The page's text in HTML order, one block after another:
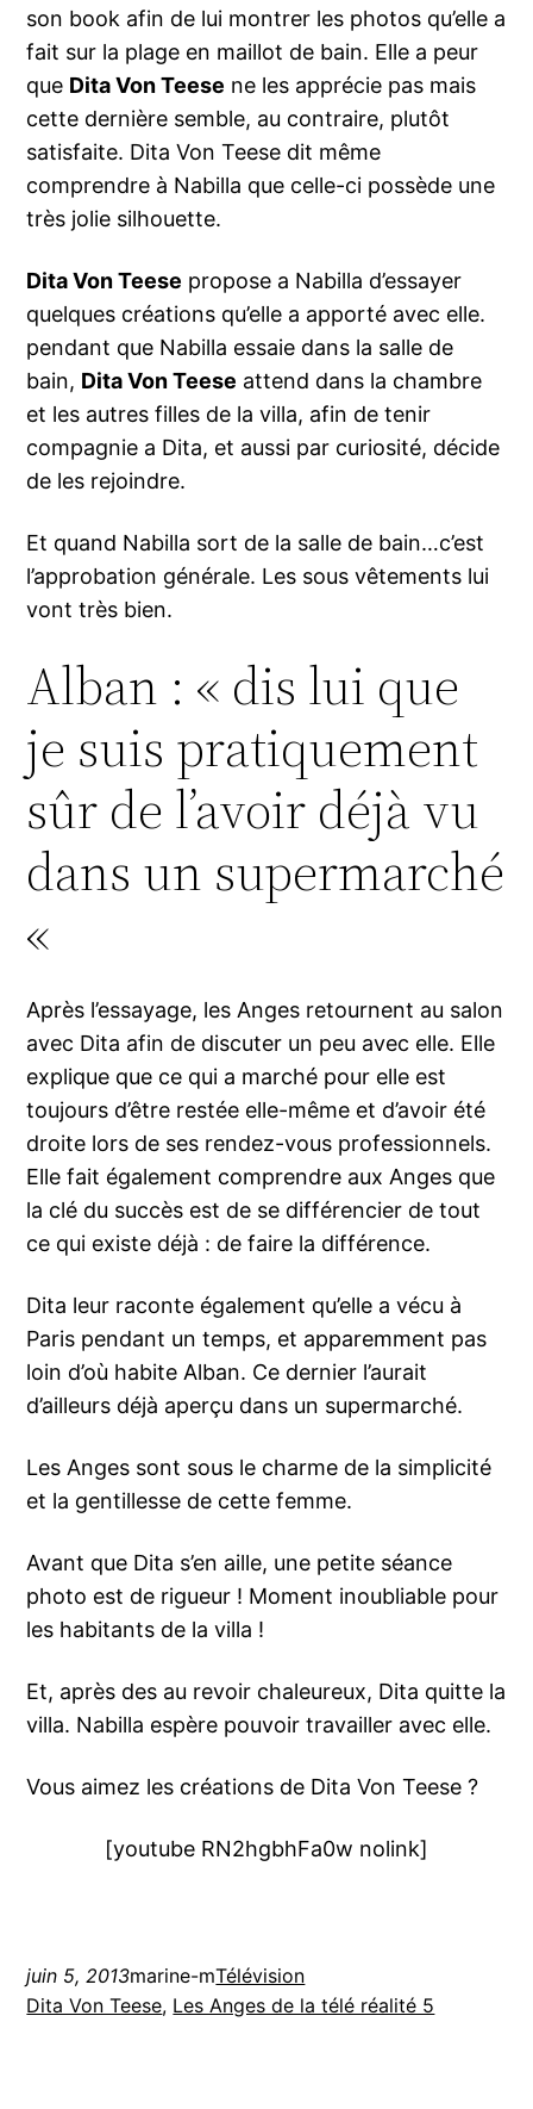
son book afin de lui montrer les photos qu’elle a
fait sur la plage en maillot de bain. Elle a peur
que Dita Von Teese ne les apprécie pas mais
cette dernière semble, au contraire, plutôt
satisfaite. Dita Von Teese dit même
comprendre à Nabilla que celle-ci possède une
très jolie silhouette.
Dita Von Teese propose a Nabilla d’essayer
quelques créations qu’elle a apporté avec elle.
pendant que Nabilla essaie dans la salle de
bain, Dita Von Teese attend dans la chambre
et les autres filles de la villa, afin de tenir
compagnie a Dita, et aussi par curiosité, décide
de les rejoindre.
Et quand Nabilla sort de la salle de bain…c’est
l’approbation générale. Les sous vêtements lui
vont très bien.
Alban : « dis lui que
je suis pratiquement
sûr de l’avoir déjà vu
dans un supermarché
«
Après l’essayage, les Anges retournent au salon
avec Dita afin de discuter un peu avec elle. Elle
explique que ce qui a marché pour elle est
toujours d’être restée elle-même et d’avoir été
droite lors de ses rendez-vous professionnels.
Elle fait également comprendre aux Anges que
la clé du succès est de se différencier de tout
ce qui existe déjà : de faire la différence.
Dita leur raconte également qu’elle a vécu à
Paris pendant un temps, et apparemment pas
loin d’où habite Alban. Ce dernier l’aurait
d’ailleurs déjà aperçu dans un supermarché.
Les Anges sont sous le charme de la simplicité
et la gentillesse de cette femme.
Avant que Dita s’en aille, une petite séance
photo est de rigueur ! Moment inoubliable pour
les habitants de la villa !
Et, après des au revoir chaleureux, Dita quitte la
villa. Nabilla espère pouvoir travailler avec elle.
Vous aimez les créations de Dita Von Teese ?
[youtube RN2hgbhFa0w nolink]
juin 5, 2013marine-mTélévision
Dita Von Teese, Les Anges de la télé réalité 5